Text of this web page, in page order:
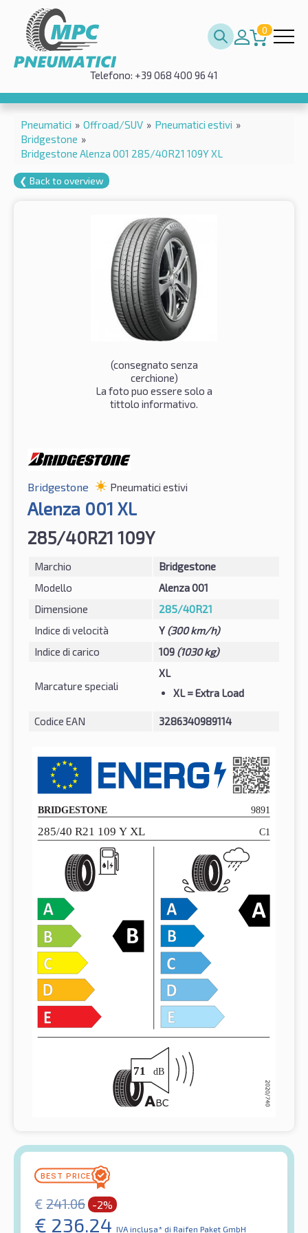
0
Telefono: +39 068 400 96 41
Pneumatici » Offroad/SUV » Pneumatici estivi »
Bridgestone »
Bridgestone Alenza 001 285/40R21 109Y XL
❮ Back to overview
(consegnato senza
cerchione)
La foto puo essere solo a
tittolo informativo.
Bridgestone Pneumatici estivi
Alenza 001 XL
285/40R21 109Y
Marchio
Bridgestone
Modello
Alenza 001
Dimensione
285/40R21
Indice di velocità
Y (300 km/h)
Indice di carico
109 (1030 kg)
Marcature speciali
XL
XL = Extra Load
Codice EAN 3286340989114
€ 241.06 -2%
€ 236.24 IVA inclusa* di Raifen Paket GmbH